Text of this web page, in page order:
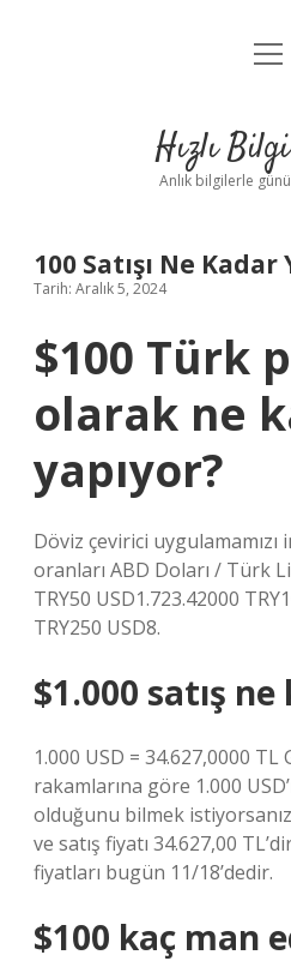
Yasal
Hızlı
Anlık bilgilerle
100 Satışı Ne Kadar
Tarih: Aralık 5, 2024
$100 Türk
olarak ne
yapıyor?
Döviz çevirici
oranları ABD Doları / Türk
TRY50 USD1.723.42000
TRY250 USD8.
$1.000 satış
1.000 USD = 34.627,0000
rakamlarına göre 1.000
olduğunu bilmek
ve satış fiyatı 34.627,00
fiyatları bugün 11/18’dedir.
$100 kaç man